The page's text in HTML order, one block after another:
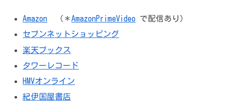
Amazon （＊AmazonPrimeVideo で配信あり）
セブンネットショッピング
楽天ブックス
タワーレコード
HMVオンライン
紀伊国屋書店